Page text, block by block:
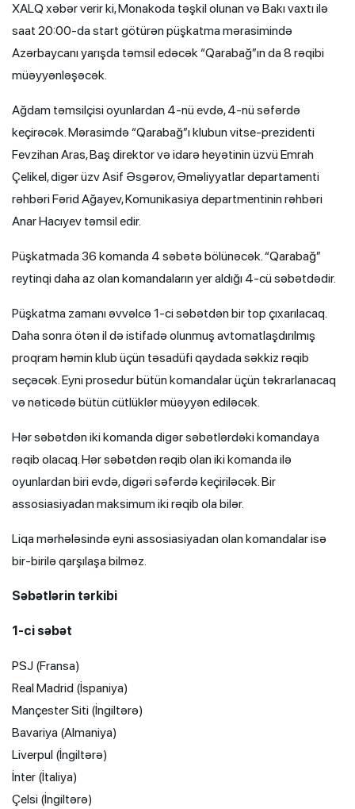
XALQ xəbər verir ki, Monakoda təşkil olunan və Bakı vaxtı ilə
saat 20:00-da start götürən püşkatma mərasimində
Azərbaycanı yarışda təmsil edəcək “Qarabağ”ın da 8 rəqibi
müəyyənləşəcək.
Ağdam təmsilçisi oyunlardan 4-nü evdə, 4-nü səfərdə
keçirəcək. Mərasimdə “Qarabağ”ı klubun vitse-prezidenti
Fevzihan Aras, Baş direktor və idarə heyətinin üzvü Emrah
Çelikel, digər üzv Asif Əsgərov, Əməliyyatlar departamenti
rəhbəri Fərid Ağayev, Komunikasiya departmentinin rəhbəri
Anar Hacıyev təmsil edir.
Püşkatmada 36 komanda 4 səbətə bölünəcək. “Qarabağ”
reytinqi daha az olan komandaların yer aldığı 4-cü səbətdədir.
Püşkatma zamanı əvvəlcə 1-ci səbətdən bir top çıxarılacaq.
Daha sonra ötən il də istifadə olunmuş avtomatlaşdırılmış
proqram həmin klub üçün təsadüfi qaydada səkkiz rəqib
seçəcək. Eyni prosedur bütün komandalar üçün təkrarlanacaq
və nəticədə bütün cütlüklər müəyyən ediləcək.
Hər səbətdən iki komanda digər səbətlərdəki komandaya
rəqib olacaq. Hər səbətdən rəqib olan iki komanda ilə
oyunlardan biri evdə, digəri səfərdə keçiriləcək. Bir
assosiasiyadan maksimum iki rəqib ola bilər.
Liqa mərhələsində eyni assosiasiyadan olan komandalar isə
bir-birilə qarşılaşa bilməz.
Səbətlərin tərkibi
1-ci səbət
PSJ (Fransa)
Real Madrid (İspaniya)
Mançester Siti (İngiltərə)
Bavariya (Almaniya)
Liverpul (İngiltərə)
İnter (İtaliya)
Çelsi (İngiltərə)